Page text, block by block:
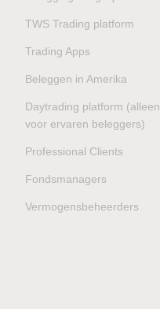
TWS Trading platform
Trading Apps
Beleggen in Amerika
Daytrading platform (alleen
voor ervaren beleggers)
Professional Clients
Fondsmanagers
Vermogensbeheerders